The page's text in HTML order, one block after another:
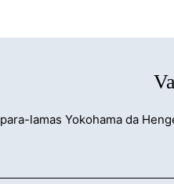
lamas Yokohama da